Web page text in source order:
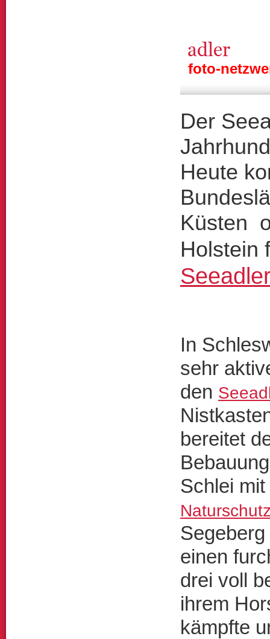
foto-
Der
Heute
Küsten
Holstein
In
sehr
den
bereitet
Schlei mit
einen
drei voll
ihrem
kämpfte